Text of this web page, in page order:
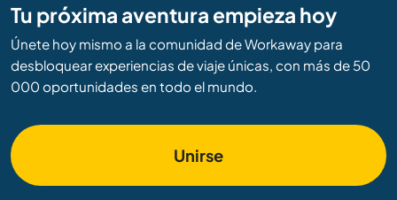
Tu próxima aventura empieza hoy
Únete hoy mismo a la comunidad de Workaway para
desbloquear experiencias de viaje únicas, con más de 50
000 oportunidades en todo el mundo.
Unirse